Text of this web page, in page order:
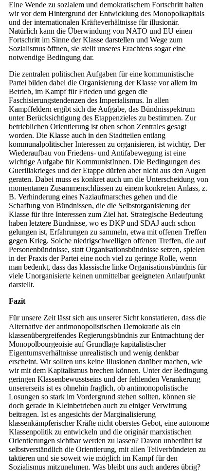
Eine Wende zu sozialem und demokratischem Fortschritt halten
wir vor dem Hintergrund der Entwicklung des Monopolkapitals
und der internationalen Kräfteverhältnisse für illusionär.
Natürlich kann die Überwindung von NATO und EU einen
Fortschritt im Sinne der Klasse darstellen und Wege zum
Sozialismus öffnen, sie stellt unseres Erachtens sogar eine
notwendige Bedingung dar.
Die zentralen politischen Aufgaben für eine kommunistische
Partei bilden dabei die Organisierung der Klasse vor allem im
Betrieb, im Kampf für Frieden und gegen die
Faschisierungstendenzen des Imperialismus. In allen
Kampffeldern ergibt sich die Aufgabe, das Bündnisspektrum
unter Berücksichtigung des Etappenzieles zu bestimmen. Zur
betrieblichen Orientierung ist oben schon Zentrales gesagt
worden. Die Klasse auch in den Stadtteilen entlang
kommunalpolitischer Interessen zu organisieren, ist wichtig. Der
Wiederaufbau von Friedens- und Antifabewegung ist eine
wichtige Aufgabe für KommunistInnen. Die Bedingungen des
Guerillakrieges und der Etappe dürfen aber nicht aus den Augen
geraten. Dabei muss es konkret auch um die Unterscheidung von
momentanen Zusammenschlüssen zu einem konkreten Anlass, z.
B. Verhinderung eines Naziaufmarsches gehen und die
Schaffung von Bündnissen, die die Selbstorganisierung der
Klasse für ihre Interessen zum Ziel hat. Strategische Bedeutung
haben letztere Bündnisse, wo es DKP und SDAJ auch schon
gelungen ist, Erfahrungen zu sammeln, etwa mit offenen Treffen
gegen Krieg. Solche niedrigschwelligen offenen Treffen, die auf
Personenbündnisse, statt Organisationsbündnisse setzen, spielen
in der Praxis der Partei eine noch viel zu geringe Rolle, wenn
man bedenkt, dass das klassische linke Organisationsbündnis für
viele Unorganisierte keinen unmittelbar geeigneten Anlaufpunkt
darstellt.
Fazit
Für unsere Zeit lässt sich aus unserer Sicht konstatieren, dass die
Alternative der antimonopolistischen Demokratie als ein
klassenübergreifendes Regierungsbündnis zur Entmachtung der
Monopolbourgeoisie auf Grundlage kapitalistischer
Eigentumsverhältnisse unrealistisch und wenig denkbar
erscheint. Wir sollten uns keine Illusionen darüber machen, wie
wir mit dem Kapitalismus brechen können. Unter der Bedingung
geringen Klassenbewusstseins und der fehlenden Verankerung
unsererseits ist es ohnehin fraglich, ob antimonopolistische
Losungen so stark im Vordergrund stehen sollten, können sie
doch gerade in Kleinbetrieben auch zu einiger Verwirrung
beitragen. Ist es angesichts der Marginalisierung
klassenkämpferischer Kräfte nicht oberstes Gebot, eine autonome
Klassenpolitik zu entwickeln und die originär marxistischen
Orientierungen sichtbar werden zu lassen? Davon unberührt ist
selbstverständlich die Orientierung, mit allen Teilverbündeten zu
taktieren und sie soweit wie möglich im Kampf für den
Sozialismus mitzunehmen. Was bleibt uns auch anderes übrig?